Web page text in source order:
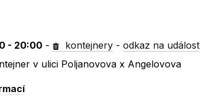
- 20:00 - kontejnery -odkaz na událost
v ulici Poljanovova x Angelovova